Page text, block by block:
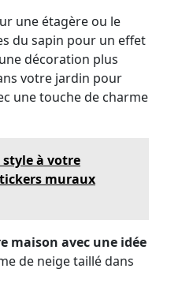
une étagère ou le
du sapin pour un effet
décoration plus
votre jardin pour
une touche de charme
à votre
muraux
maison avec une idée
de neige taillé dans